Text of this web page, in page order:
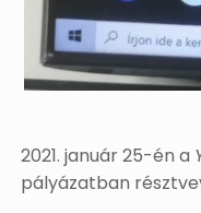
2021. január 25-én a
pályázatban